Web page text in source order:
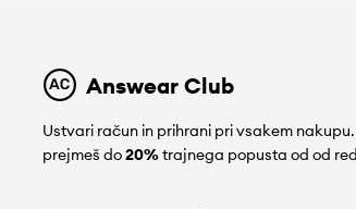
Answear Club
Ustvari račun in prihrani pri vsakem
prejmeš do20%trajnega popusta od od